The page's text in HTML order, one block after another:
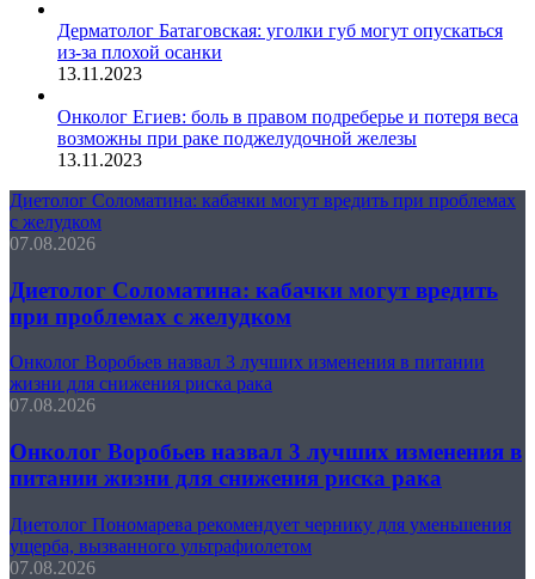
Дерматолог Батаговская: уголки губ могут опускаться
из-за плохой осанки
13.11.2023
Онколог Егиев: боль в правом подреберье и потеря веса
возможны при раке поджелудочной железы
13.11.2023
Диетолог Соломатина: кабачки могут вредить при проблемах
с желудком
07.08.2026
Диетолог Соломатина: кабачки могут вредить
при проблемах с желудком
Онколог Воробьев назвал 3 лучших изменения в питании
жизни для снижения риска рака
07.08.2026
Онколог Воробьев назвал 3 лучших изменения в
питании жизни для снижения риска рака
Диетолог Пономарева рекомендует чернику для уменьшения
ущерба, вызванного ультрафиолетом
07.08.2026